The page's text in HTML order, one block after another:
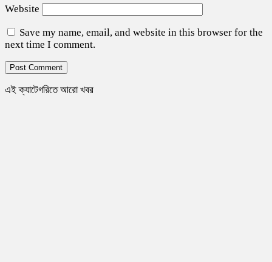
Website
Save my name, email, and website in this browser for the
next time I comment.
এই ক্যাটেগরিতে আরো খবর